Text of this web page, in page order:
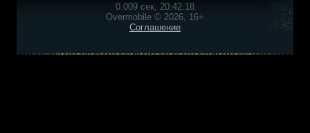
0.009 сек, 20:42:18
Overmobile © 2026, 16+
Соглашение